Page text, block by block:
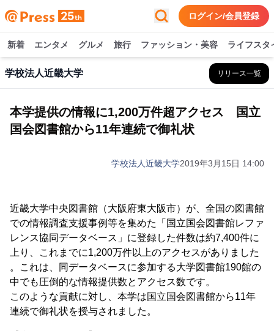
ログイン/会員登録
新着 エンタメ グルメ 旅行 ファッション・美容 ライフスタ
学校法人近畿大学 リリース一覧
本学提供の情報に1,200万件超アクセス 国立
国会図書館から11年連続で御礼状
学校法人近畿大学2019年3月15日 14:00
近畿大学中央図書館（大阪府東大阪市）が、全国の図書館
での情報調査支援事例等を集めた「国立国会図書館レファ
レンス協同データベース」に登録した件数は約7,400件に
上り、これまでに1,200万件以上のアクセスがありました
。これは、同データベースに参加する大学図書館190館の
中でも圧倒的な情報提供数とアクセス数です。
このような貢献に対し、本学は国立国会図書館から11年
連続で御礼状を授与されました。